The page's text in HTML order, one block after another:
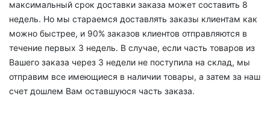
максимальный срок доставки заказа может составить 8
недель. Но мы стараемся доставлять заказы клиентам как
можно быстрее, и 90% заказов клиентов отправляются в
течение первых 3 недель. В случае, если часть товаров из
Вашего заказа через 3 недели не поступила на склад, мы
отправим все имеющиеся в наличии товары, а затем за наш
счет дошлем Вам оставшуюся часть заказа.